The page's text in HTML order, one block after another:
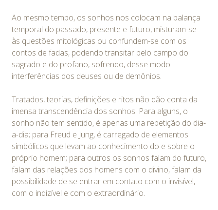
Ao mesmo tempo, os sonhos nos colocam na balança
temporal do passado, presente e futuro, misturam-se
às questões mitológicas ou confundem-se com os
contos de fadas, podendo transitar pelo campo do
sagrado e do profano, sofrendo, desse modo
interferências dos deuses ou de demônios.
Tratados, teorias, definições e ritos não dão conta da
imensa transcendência dos sonhos. Para alguns, o
sonho não tem sentido, é apenas uma repetição do dia-
a-dia; para Freud e Jung, é carregado de elementos
simbólicos que levam ao conhecimento do e sobre o
próprio homem; para outros os sonhos falam do futuro,
falam das relações dos homens com o divino, falam da
possibilidade de se entrar em contato com o invisível,
com o indizível e com o extraordinário.